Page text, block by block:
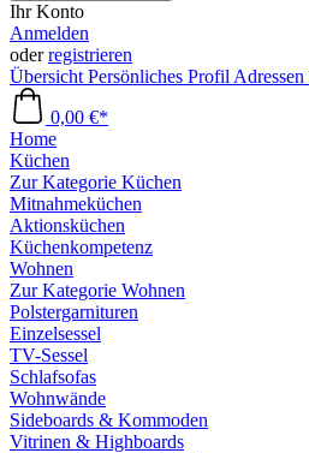
Ihr Konto
Anmelden
oderregistrieren
Übersicht Persönliches Profil Adressen
0,00 €*
Home
Küchen
Zur Kategorie Küchen
Mitnahmeküchen
Aktionsküchen
Küchenkompetenz
Wohnen
Zur Kategorie Wohnen
Polstergarnituren
Einzelsessel
TV-Sessel
Schlafsofas
Wohnwände
Sideboards & Kommoden
Vitrinen & Highboards